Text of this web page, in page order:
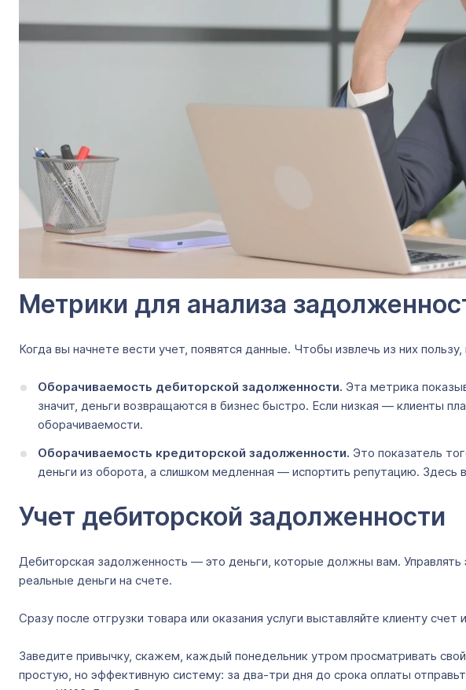
Метрики для анализа
Когда вы начнете вести учет, появятся данные. Чтобы извлечь из них
Оборачиваемость дебиторской задолженности. Эта метрика
значит, деньги возвращаются в бизнес быстро. Если низкая — клиенты
оборачиваемости.
Оборачиваемость кредиторской задолженности. Это показатель
деньги из оборота, а слишком медленная — испортить репутацию. Здесь
Учет дебиторской задолженности
Дебиторская задолженность — это деньги, которые должны вам.
реальные деньги на счете.
Сразу после отгрузки товара или оказания услуги выставляйте клиенту
Заведите привычку, скажем, каждый понедельник утром просматривать
простую, но эффективную систему: за два-три дня до срока оплаты